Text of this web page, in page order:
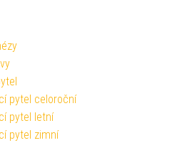
pytel celoroční
pytel letní
pytel zimní